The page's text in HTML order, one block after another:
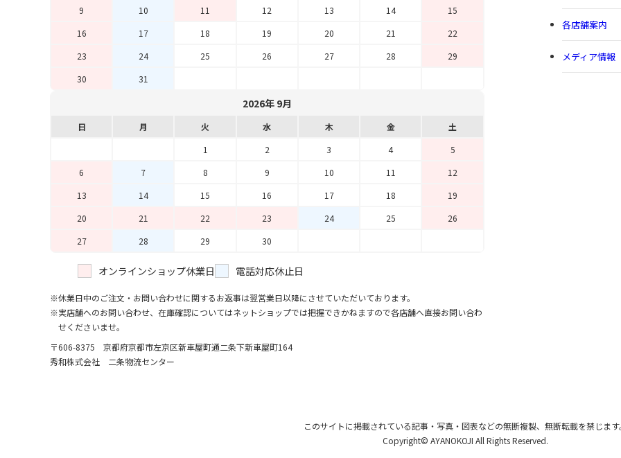
9
10 11 12 13 14
15
16
17 18 19 20 21
22
23
24 25 26 27 28
29
30
31
2026年 9月
日 月 火 水 木 金
土
1
2 3 4
5
6
7 8 9 10 11
12
13
14 15 16 17 18
19
20
21 22 23 24 25
26
27
28 29 30
オンラインショップ休業日 電話対応休止日
休業日中のご注文・お問い合わせに関するお返事は翌営業日以降にさせていただいております。
実店舗へのお問い合わせ、在庫確認についてはネットショップでは把握できかねますので各店舗へ直接お問い合わ
せくださいませ。
〒606-8375 京都府京都市左京区新車屋町通二条下新車屋町164
秀和株式会社 二条物流センター
各店舗案内
メディア情報
このサイトに掲載されている記事・写真・図表などの無断複製、無断転載を禁じます。
Copyright© AYANOKOJI All Rights Reserved.